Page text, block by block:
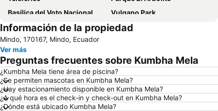
Basílica del Voto Nacional
Vulqano Park
La Ronda
Museo Camilo Egas
Catedral Metropolitana
Información de la propiedad
Mindo, 170167, Mindo, Ecuador
Ver más
Preguntas frecuentes sobre Kumbha Mela
¿Kumbha Mela tiene área de piscina?
¿Se permiten mascotas en Kumbha Mela?
¿Hay estacionamiento disponible en Kumbha Mela?
¿A qué hora es el check-in y check-out en Kumbha Mela?
¿Dónde está ubicado Kumbha Mela?